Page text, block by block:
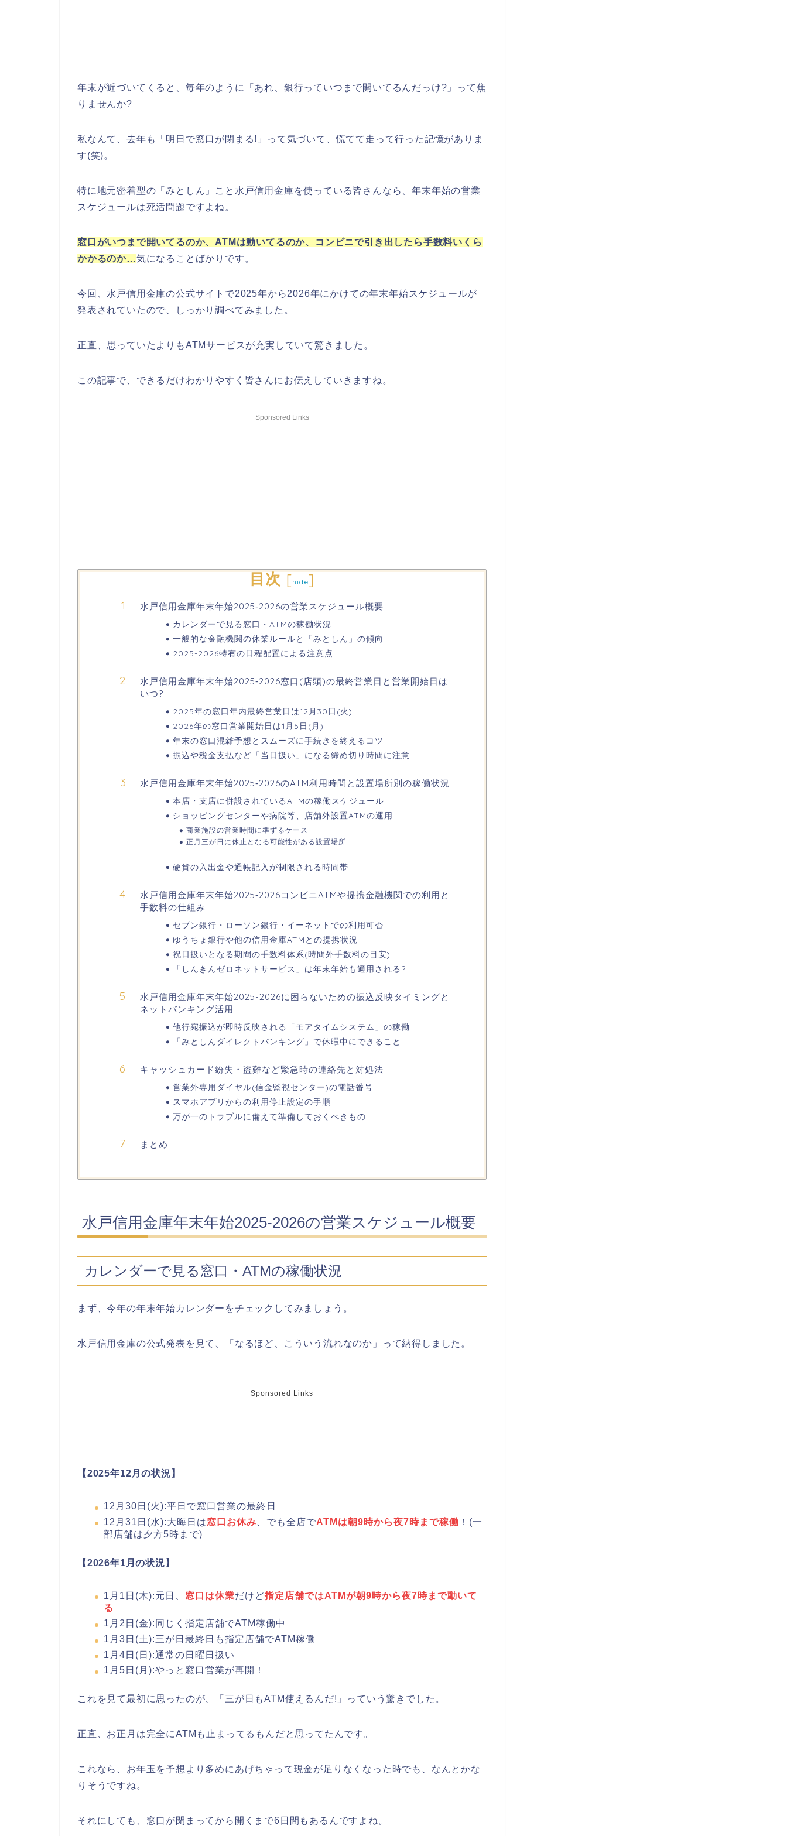
年末が近づいてくると、毎年のように「あれ、銀行っていつまで開いてるんだっけ?」って焦
りませんか?
私なんて、去年も「明日で窓口が閉まる!」って気づいて、慌てて走って行った記憶がありま
す(笑)。
特に地元密着型の「みとしん」こと水戸信用金庫を使っている皆さんなら、年末年始の営業
スケジュールは死活問題ですよね。
窓口がいつまで開いてるのか、ATMは動いてるのか、コンビニで引き出したら手数料いくら
かかるのか…気になることばかりです。
今回、水戸信用金庫の公式サイトで2025年から2026年にかけての年末年始スケジュールが
発表されていたので、しっかり調べてみました。
正直、思っていたよりもATMサービスが充実していて驚きました。
この記事で、できるだけわかりやすく皆さんにお伝えしていきますね。
Sponsored Links
目次 [hide]
水戸信用金庫年末年始2025‐2026の営業スケジュール概要
カレンダーで見る窓口・ATMの稼働状況
一般的な金融機関の休業ルールと「みとしん」の傾向
2025-2026特有の日程配置による注意点
水戸信用金庫年末年始2025‐2026窓口(店頭)の最終営業日と営業開始日は
いつ?
2025年の窓口年内最終営業日は12月30日(火)
2026年の窓口営業開始日は1月5日(月)
年末の窓口混雑予想とスムーズに手続きを終えるコツ
振込や税金支払など「当日扱い」になる締め切り時間に注意
水戸信用金庫年末年始2025‐2026のATM利用時間と設置場所別の稼働状況
本店・支店に併設されているATMの稼働スケジュール
ショッピングセンターや病院等、店舗外設置ATMの運用
商業施設の営業時間に準ずるケース
正月三が日に休止となる可能性がある設置場所
硬貨の入出金や通帳記入が制限される時間帯
水戸信用金庫年末年始2025‐2026コンビニATMや提携金融機関での利用と
手数料の仕組み
セブン銀行・ローソン銀行・イーネットでの利用可否
ゆうちょ銀行や他の信用金庫ATMとの提携状況
祝日扱いとなる期間の手数料体系(時間外手数料の目安)
「しんきんゼロネットサービス」は年末年始も適用される?
水戸信用金庫年末年始2025-2026に困らないための振込反映タイミングと
ネットバンキング活用
他行宛振込が即時反映される「モアタイムシステム」の稼働
「みとしんダイレクトバンキング」で休暇中にできること
キャッシュカード紛失・盗難など緊急時の連絡先と対処法
営業外専用ダイヤル(信金監視センター)の電話番号
スマホアプリからの利用停止設定の手順
万が一のトラブルに備えて準備しておくべきもの
まとめ
水戸信用金庫年末年始2025‐2026の営業スケジュール概要
カレンダーで見る窓口・ATMの稼働状況
まず、今年の年末年始カレンダーをチェックしてみましょう。
水戸信用金庫の公式発表を見て、「なるほど、こういう流れなのか」って納得しました。
Sponsored Links
【2025年12月の状況】
12月30日(火):平日で窓口営業の最終日
12月31日(水):大晦日は 窓口お休み 、でも全店で
1月2日(金):同じく指定店舗でATM稼働中
1月3日(土):三が日最終日も指定店舗でATM稼働
1月5日(月):やっと窓口営業が再開！